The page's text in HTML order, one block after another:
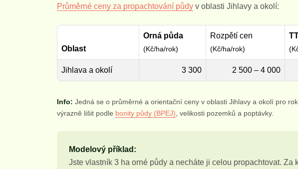
Průměrné ceny za propachtování půdy v oblasti Jihlavy a okolí:
Oblast
Orná půda
(Kč/ha/rok)
Rozpětí cen
(Kč/ha/rok)
Jihlava a okolí 3 300 2 500 – 4 000
Info: Jedná se o průměrné a orientační ceny v oblasti Jihlavy a okolí pro
výrazně lišit podle bonity půdy (BPEJ) , velikosti pozemků a poptávky.
Modelový příklad:
Jste vlastník 3 ha orné půdy a necháte ji celou propachtovat. Za